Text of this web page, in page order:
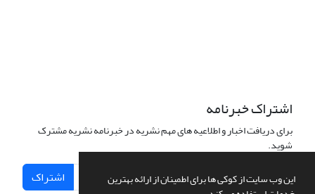
این وب سایت از کوکی ها برای اطمینان از ارائه بهترین
اشتراک خبرنامه
برای دریافت اخبار و اطلاعیه های مهم نشریه در خبرنامه نشریه مشترک
شوید.
اشتراک